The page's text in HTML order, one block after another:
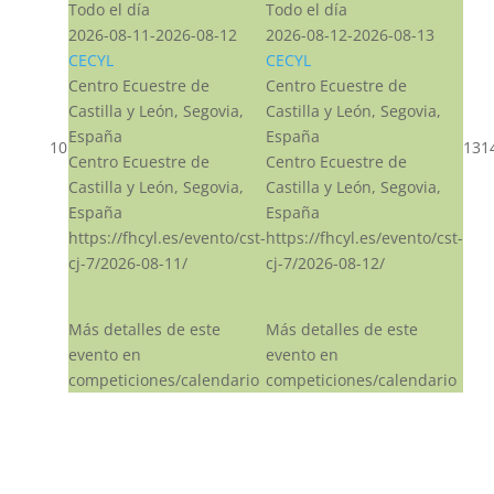
10
Todo el día
2026-08-11-2026-08-12
CECYL
Centro Ecuestre de
Castilla y León, Segovia,
España
Centro Ecuestre de
Castilla y León, Segovia,
España
https://fhcyl.es/evento/cst-
cj-7/2026-08-11/
Más detalles de este
evento en
competiciones/calendario
Todo el día
2026-08-12-2026-08-13
CECYL
Centro Ecuestre de
Castilla y León, Segovia,
España
Centro Ecuestre de
Castilla y León, Segovia,
España
https://fhcyl.es/evento/cst-
cj-7/2026-08-12/
Más detalles de este
evento en
competiciones/calendario
13